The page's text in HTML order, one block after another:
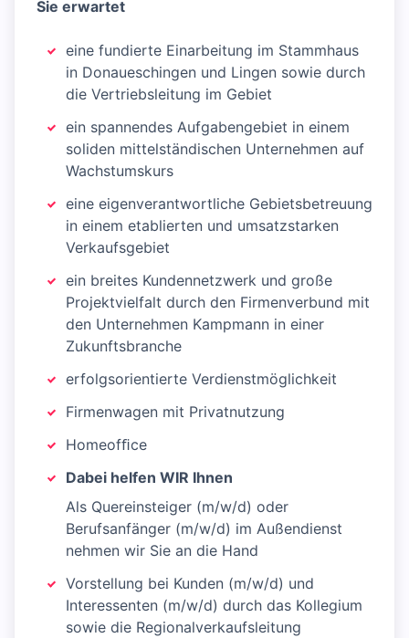
Sie erwartet
eine fundierte Einarbeitung im Stammhaus
in Donaueschingen und Lingen sowie durch
die Vertriebsleitung im Gebiet
ein spannendes Aufgabengebiet in einem
soliden mittelständischen Unternehmen auf
Wachstumskurs
eine eigenverantwortliche Gebietsbetreuung
in einem etablierten und umsatzstarken
Verkaufsgebiet
ein breites Kundennetzwerk und große
Projektvielfalt durch den Firmenverbund mit
den Unternehmen Kampmann in einer
Zukunftsbranche
erfolgsorientierte Verdienstmöglichkeit
Firmenwagen mit Privatnutzung
Homeofﬁce
​Dabei helfen WIR Ihnen
Als Quereinsteiger (m/w/d) oder
Berufsanfänger (m/w/d) im Außendienst
nehmen wir Sie an die Hand
Vorstellung bei Kunden (m/w/d) und
Interessenten (m/w/d) durch das Kollegium
sowie die Regionalverkaufsleitung